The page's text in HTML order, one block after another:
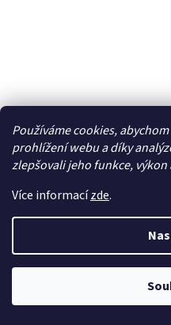
Používáme cookies,
prohlížení webu a díky
zlepšovali jeho funkce,
Více informacízde.
Pro-Line karosérie
(Crawler